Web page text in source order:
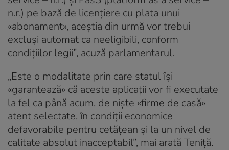
n.r.) pe bază de licențiere cu plata unui
«abonament», aceștia din urmă vor trebui
excluși automat ca neeligibili, conform
condițiilor legii”, acuză parlamentarul.
„Este o modalitate prin care statul își
«garantează» că aceste aplicații vor fi executate
la fel ca până acum, de niște «firme de casă»
atent selectate, în condiții economice
defavorabile pentru cetățean și la un nivel de
calitate absolut inacceptabil”, mai arată Teniță.